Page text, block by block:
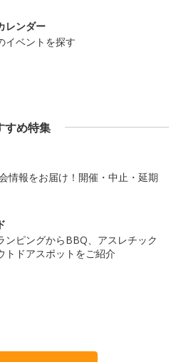
レンダー
イベントを探す
すめ特集
情報をお届け！開催・中止・延期
ンピングからBBQ、アスレチック
トドアスポットをご紹介